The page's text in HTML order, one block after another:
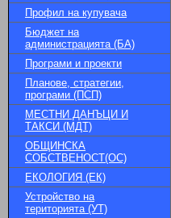
Профил на купувача
Бюджет на
администрацията (БА)
Програми и проекти
Планове, стратегии,
програми (ПСП)
МЕСТНИ ДАНЪЦИ И
ТАКСИ (МДТ)
ОБЩИНСКА
СОБСТВЕНОСТ(ОС)
ЕКОЛОГИЯ (ЕК)
Устройство на
територията (УТ)